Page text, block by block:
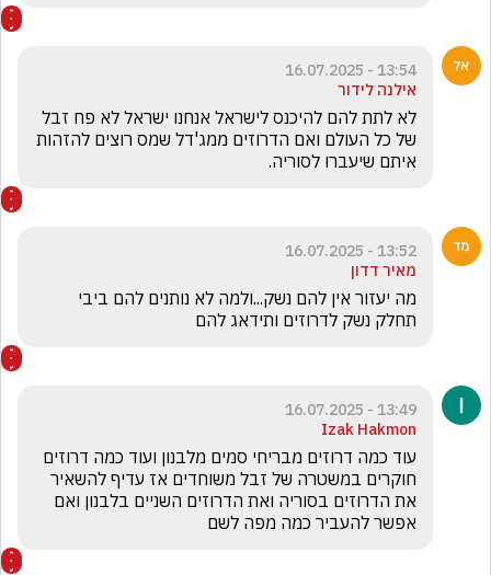
13:54 - 16.07.2025
אילנה לידור
איתם שיעברו לסוריה.
13:52 - 16.07.2025
מאיר דדון
תחלק נשק לדרוזים ותידאג להם
13:49 - 16.07.2025
Izak Hakmon
אפשר להעביר כמה מפה לשם